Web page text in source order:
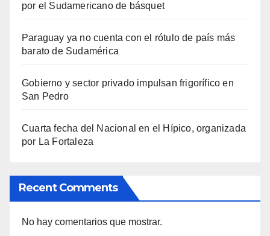
por el Sudamericano de básquet
Paraguay ya no cuenta con el rótulo de país más
barato de Sudamérica
Gobierno y sector privado impulsan frigorífico en
San Pedro
Cuarta fecha del Nacional en el Hípico, organizada
por La Fortaleza
Recent Comments
No hay comentarios que mostrar.